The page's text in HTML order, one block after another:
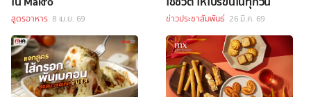
สูตรอาหาร 8 เม.ย. 69 ข่าวประชาสัมพันธ์ 26 มี.ค. 69